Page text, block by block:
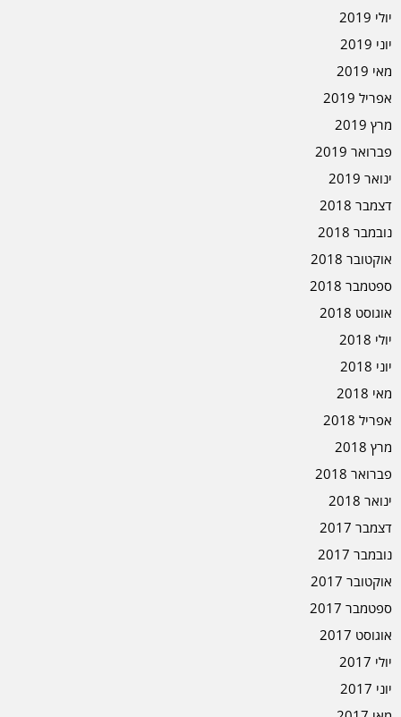
יולי 2019
יוני 2019
מאי 2019
אפריל 2019
מרץ 2019
פברואר 2019
ינואר 2019
דצמבר 2018
נובמבר 2018
אוקטובר 2018
ספטמבר 2018
אוגוסט 2018
יולי 2018
יוני 2018
מאי 2018
אפריל 2018
מרץ 2018
פברואר 2018
ינואר 2018
דצמבר 2017
נובמבר 2017
אוקטובר 2017
ספטמבר 2017
אוגוסט 2017
יולי 2017
יוני 2017